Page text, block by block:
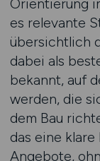
Orientierung
es relevante
übersichtlich
dabei als
bekannt, auf
werden, die
dem Bau
das eine klare
Angebote,